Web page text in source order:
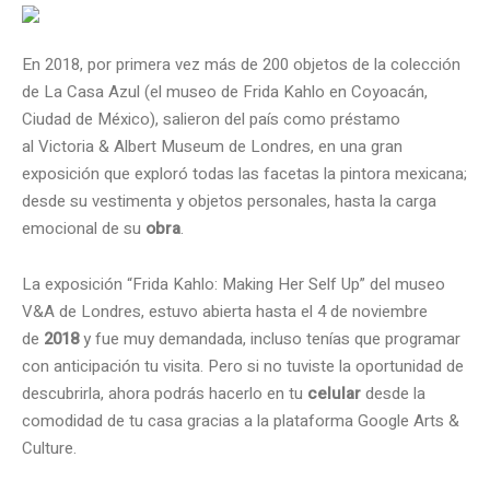
En 2018, por primera vez más de 200 objetos de la colección
de La Casa Azul (el museo de Frida Kahlo en Coyoacán,
Ciudad de México), salieron del país como préstamo
al Victoria & Albert Museum de Londres, en una gran
exposición que exploró todas las facetas la pintora mexicana;
desde su vestimenta y objetos personales, hasta la carga
emocional de su obra.
La exposición “Frida Kahlo: Making Her Self Up” del museo
V&A de Londres, estuvo abierta hasta el 4 de noviembre
de 2018y fue muy demandada, incluso tenías que programar
con anticipación tu visita. Pero si no tuviste la oportunidad de
descubrirla, ahora podrás hacerlo en tu celulardesde la
comodidad de tu casa gracias a la plataforma Google Arts &
Culture.